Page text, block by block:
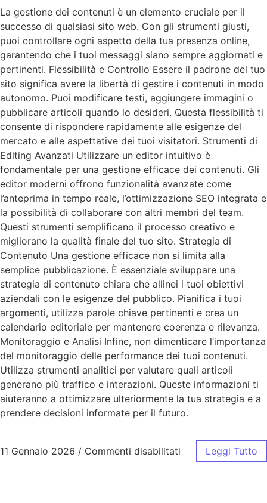
La gestione dei contenuti è un elemento cruciale per il
successo di qualsiasi sito web. Con gli strumenti giusti,
puoi controllare ogni aspetto della tua presenza online,
garantendo che i tuoi messaggi siano sempre aggiornati e
pertinenti. Flessibilità e Controllo Essere il padrone del tuo
sito significa avere la libertà di gestire i contenuti in modo
autonomo. Puoi modificare testi, aggiungere immagini o
pubblicare articoli quando lo desideri. Questa flessibilità ti
consente di rispondere rapidamente alle esigenze del
mercato e alle aspettative dei tuoi visitatori. Strumenti di
Editing Avanzati Utilizzare un editor intuitivo è
fondamentale per una gestione efficace dei contenuti. Gli
editor moderni offrono funzionalità avanzate come
l’anteprima in tempo reale, l’ottimizzazione SEO integrata e
la possibilità di collaborare con altri membri del team.
Questi strumenti semplificano il processo creativo e
migliorano la qualità finale del tuo sito. Strategia di
Contenuto Una gestione efficace non si limita alla
semplice pubblicazione. È essenziale sviluppare una
strategia di contenuto chiara che allinei i tuoi obiettivi
aziendali con le esigenze del pubblico. Pianifica i tuoi
argomenti, utilizza parole chiave pertinenti e crea un
calendario editoriale per mantenere coerenza e rilevanza.
Monitoraggio e Analisi Infine, non dimenticare l’importanza
del monitoraggio delle performance dei tuoi contenuti.
Utilizza strumenti analitici per valutare quali articoli
generano più traffico e interazioni. Queste informazioni ti
aiuteranno a ottimizzare ulteriormente la tua strategia e a
prendere decisioni informate per il futuro.
11 Gennaio 2026 / Commenti disabilitati Leggi Tutto